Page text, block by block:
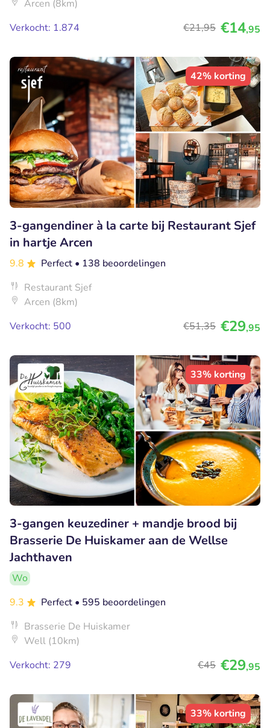
Arcen (8km)
Verkocht: 1.874
€21,95 €14,95
42% korting
3-gangendiner à la carte bij Restaurant Sjef
in hartje Arcen
9.8 Perfect • 138 beoordelingen
Restaurant Sjef
Arcen (8km)
Verkocht: 500
€51,35 €29,95
33% korting
3-gangen keuzediner + mandje brood bij
Brasserie De Huiskamer aan de Wellse
Jachthaven
Wo
9.3
Perfect • 595 beoordelingen
Brasserie De Huiskamer
Well (10km)
Verkocht: 279
€45 €29,95
33% korting